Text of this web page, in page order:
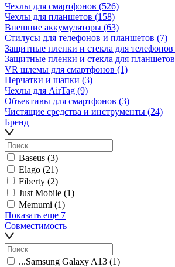
Чехлы для смартфонов (526)
Чехлы для планшетов (158)
Внешние аккумуляторы (63)
Стилусы для телефонов и планшетов (7)
Защитные пленки и стекла для телефонов
Защитные пленки и стекла для планшетов
VR шлемы для смартфонов (1)
Перчатки и шапки (3)
Чехлы для AirTag (9)
Объективы для смартфонов (3)
Чистящие средства и инструменты (24)
Бренд
Baseus (3)
Elago (21)
Fiberty (2)
Just Mobile (1)
Memumi (1)
Показать еще 7
Совместимость
...Samsung Galaxy A13 (1)